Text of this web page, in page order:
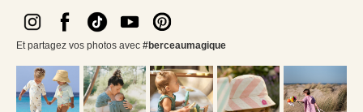
Et partagez vos photos avec #berceaumagique